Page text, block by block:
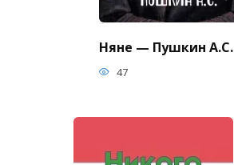
Няне — Пушкин А.С.
47